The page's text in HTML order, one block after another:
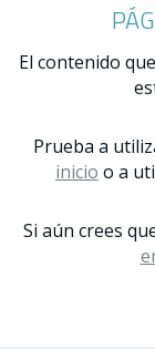
El contenido
Prueba a
inicio o a
Si aún crees